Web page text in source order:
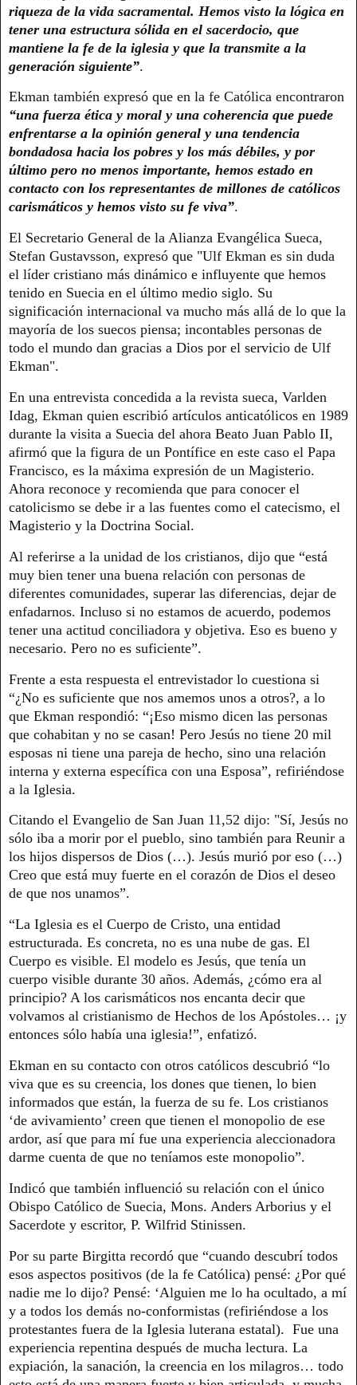
riqueza de la vida sacramental. Hemos visto la lógica en
tener una estructura sólida en el sacerdocio, que
mantiene la fe de la iglesia y que la transmite a la
generación siguiente”.
Ekman también expresó que en la fe Católica encontraron
“una fuerza ética y moral y una coherencia que puede
enfrentarse a la opinión general y una tendencia
bondadosa hacia los pobres y los más débiles, y por
último pero no menos importante, hemos estado en
contacto con los representantes de millones de católicos
carismáticos y hemos visto su fe viva”.
El Secretario General de la Alianza Evangélica Sueca,
Stefan Gustavsson, expresó que "Ulf Ekman es sin duda
el líder cristiano más dinámico e influyente que hemos
tenido en Suecia en el último medio siglo. Su
significación internacional va mucho más allá de lo que la
mayoría de los suecos piensa; incontables personas de
todo el mundo dan gracias a Dios por el servicio de Ulf
Ekman".
En una entrevista concedida a la revista sueca, Varlden
Idag, Ekman quien escribió artículos anticatólicos en 1989
durante la visita a Suecia del ahora Beato Juan Pablo II,
afirmó que la figura de un Pontífice en este caso el Papa
Francisco, es la máxima expresión de un Magisterio.
Ahora reconoce y recomienda que para conocer el
catolicismo se debe ir a las fuentes como el catecismo, el
Magisterio y la Doctrina Social.
Al referirse a la unidad de los cristianos, dijo que “está
muy bien tener una buena relación con personas de
diferentes comunidades, superar las diferencias, dejar de
enfadarnos. Incluso si no estamos de acuerdo, podemos
tener una actitud conciliadora y objetiva. Eso es bueno y
necesario. Pero no es suficiente”.
Frente a esta respuesta el entrevistador lo cuestiona si
“¿No es suficiente que nos amemos unos a otros?, a lo
que Ekman respondió: “¡Eso mismo dicen las personas
que cohabitan y no se casan! Pero Jesús no tiene 20 mil
esposas ni tiene una pareja de hecho, sino una relación
interna y externa específica con una Esposa”, refiriéndose
a la Iglesia.
Citando el Evangelio de San Juan 11,52 dijo: "Sí, Jesús no
sólo iba a morir por el pueblo, sino también para Reunir a
los hijos dispersos de Dios (…). Jesús murió por eso (…)
Creo que está muy fuerte en el corazón de Dios el deseo
de que nos unamos”.
“La Iglesia es el Cuerpo de Cristo, una entidad
estructurada. Es concreta, no es una nube de gas. El
Cuerpo es visible. El modelo es Jesús, que tenía un
cuerpo visible durante 30 años. Además, ¿cómo era al
principio? A los carismáticos nos encanta decir que
volvamos al cristianismo de Hechos de los Apóstoles… ¡y
entonces sólo había una iglesia!”, enfatizó.
Ekman en su contacto con otros católicos descubrió “lo
viva que es su creencia, los dones que tienen, lo bien
informados que están, la fuerza de su fe. Los cristianos
‘de avivamiento’ creen que tienen el monopolio de ese
ardor, así que para mí fue una experiencia aleccionadora
darme cuenta de que no teníamos este monopolio”.
Indicó que también influenció su relación con el único
Obispo Católico de Suecia, Mons. Anders Arborius y el
Sacerdote y escritor, P. Wilfrid Stinissen.
Por su parte Birgitta recordó que “cuando descubrí todos
esos aspectos positivos (de la fe Católica) pensé: ¿Por qué
nadie me lo dijo? Pensé: ‘Alguien me lo ha ocultado, a mí
y a todos los demás no-conformistas (refiriéndose a los
protestantes fuera de la Iglesia luterana estatal). Fue una
experiencia repentina después de mucha lectura. La
expiación, la sanación, la creencia en los milagros… todo